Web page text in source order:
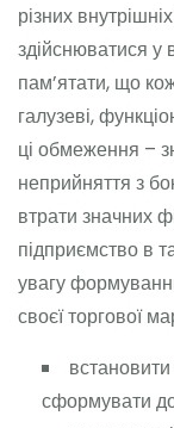
різних
здійснюватися у
пам’ятати, що
галузеві,
ці обмеження –
неприйняття з
втрати значних
підприємство в
увагу
своєї торгової
сформувати